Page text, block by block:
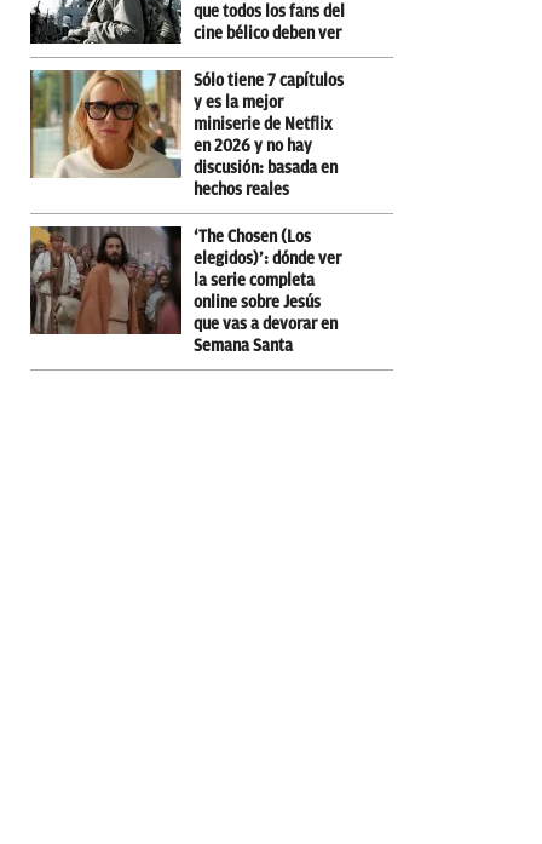
que todos los fans del
cine bélico deben ver
Sólo tiene 7 capítulos
y es la mejor
miniserie de Netflix
en 2026 y no hay
discusión: basada en
hechos reales
‘The Chosen (Los
elegidos)’: dónde ver
la serie completa
online sobre Jesús
que vas a devorar en
Semana Santa